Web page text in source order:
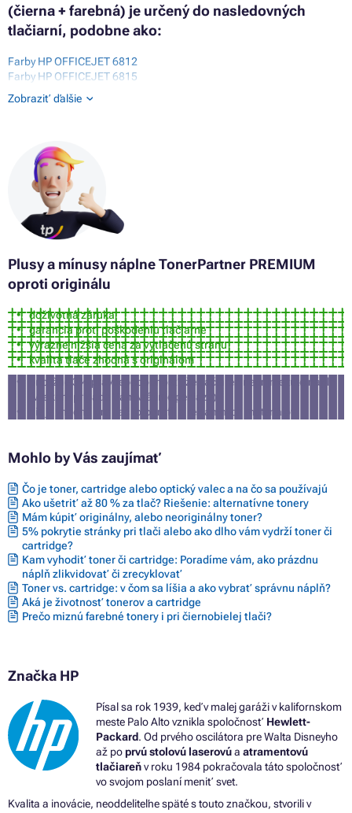
(čierna + farebná) je určený do nasledovných
tlačiarní, podobne ako:
Farby HP OFFICEJET 6812
Farby HP OFFICEJET 6815
Farby HP OFFICEJET PRO 6230
Farby HP OFFICEJET PRO 6830
Farby HP PAGEWIDE PRO 577DW
Farby HP PAGEWIDE PRO 577Z
Farby HP PAGEWIDE PRO MANAGED MFP P57750DW
Farby HP PAGEWIDE PRO MANAGED P55250DW
Farby HP PAGEWIDE PRO MFP 377DN
Zobraziť ďalšie
Plusy a mínusy náplne TonerPartner PREMIUM
oproti originálu
doživotná záruka
garancia proti poškodeniu tlačiarne
výrazne nižšia cena za vytlačenú stranu
kvalita tlače zhodná s originálom
približne 3% pravdepodobnosť, že tlačiareň nepríjme túto náplň
(v takom prípade Vám vrátime peniaze)
nie je vhodná pre tlač fotografií a reklamných materiálov
Mohlo by Vás zaujímať
Čo je toner, cartridge alebo optický valec a na čo sa používajú
Ako ušetriť až 80 % za tlač? Riešenie: alternatívne tonery
Mám kúpiť originálny, alebo neoriginálny toner?
5% pokrytie stránky pri tlači alebo ako dlho vám vydrží toner či
cartridge?
Kam vyhodiť toner či cartridge: Poradíme vám, ako prázdnu
náplň zlikvidovať či zrecyklovať
Toner vs. cartridge: v čom sa líšia a ako vybrať správnu náplň?
Aká je životnosť tonerov a cartridge
Prečo miznú farebné tonery i pri čiernobielej tlači?
Značka HP
Písal sa rok 1939, keď v malej garáži v kalifornskom
meste Palo Alto vznikla spoločnosť Hewlett-
Packard. Od prvého oscilátora pre Walta Disneyho
až poprvú stolovú laserovúa atramentovú
tlačiareňv roku 1984 pokračovala táto spoločnosť
vo svojom poslaní meniť svet.
Kvalita a inovácie, neoddeliteľne späté s touto značkou, stvorili v